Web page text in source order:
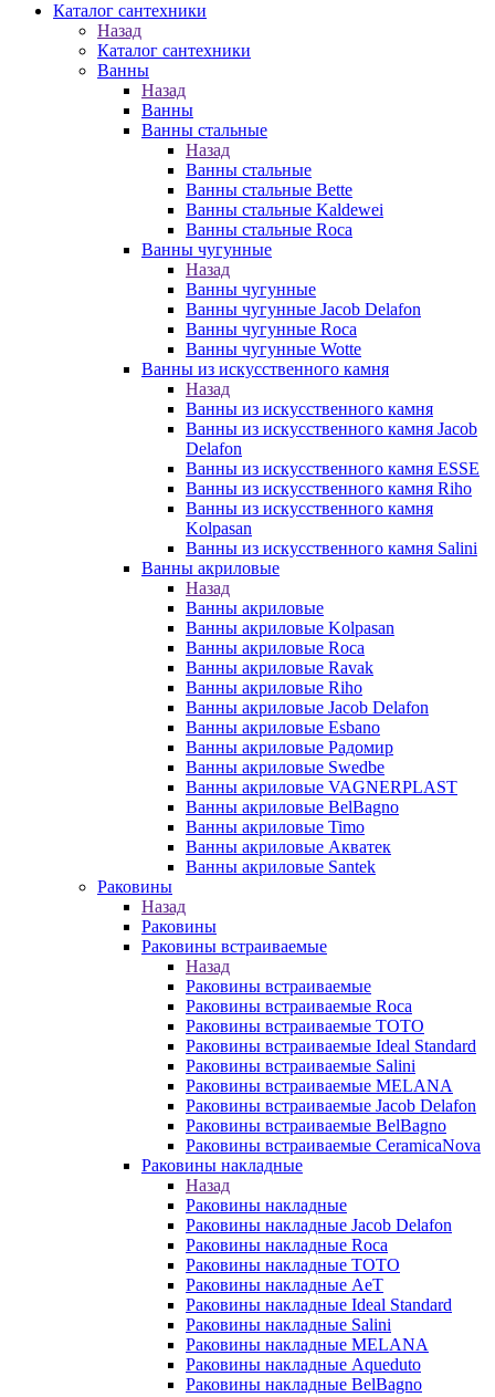
Каталог сантехники
Назад
Каталог сантехники
Ванны
Назад
Ванны
Ванны стальные
Назад
Ванны стальные
Ванны стальные Bette
Ванны стальные Kaldewei
Ванны стальные Roca
Ванны чугунные
Назад
Ванны чугунные
Ванны чугунные Jacob Delafon
Ванны чугунные Roca
Ванны чугунные Wotte
Ванны из искусственного камня
Назад
Ванны из искусственного камня
Ванны из искусственного камня Jacob
Delafon
Ванны из искусственного камня ESSE
Ванны из искусственного камня Riho
Ванны из искусственного камня
Kolpasan
Ванны из искусственного камня Salini
Ванны акриловые
Назад
Ванны акриловые
Ванны акриловые Kolpasan
Ванны акриловые Roca
Ванны акриловые Ravak
Ванны акриловые Riho
Ванны акриловые Jacob Delafon
Ванны акриловые Esbano
Ванны акриловые Радомир
Ванны акриловые Swedbe
Ванны акриловые VAGNERPLAST
Ванны акриловые BelBagno
Ванны акриловые Timo
Ванны акриловые Акватек
Ванны акриловые Santek
Раковины
Назад
Раковины
Раковины встраиваемые
Назад
Раковины встраиваемые
Раковины встраиваемые Roca
Раковины встраиваемые TOTO
Раковины встраиваемые Ideal Standard
Раковины встраиваемые Salini
Раковины встраиваемые MELANA
Раковины встраиваемые Jacob Delafon
Раковины встраиваемые BelBagno
Раковины встраиваемые CeramicaNova
Раковины накладные
Назад
Раковины накладные
Раковины накладные Jacob Delafon
Раковины накладные Roca
Раковины накладные TOTO
Раковины накладные AeT
Раковины накладные Ideal Standard
Раковины накладные Salini
Раковины накладные MELANA
Раковины накладные Aqueduto
Раковины накладные BelBagno